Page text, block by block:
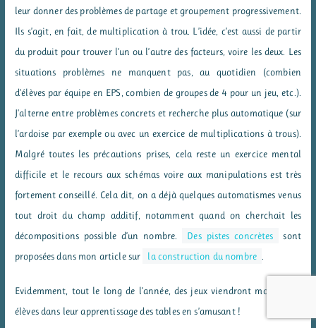
leur donner des problèmes de partage et groupement progressivement.
Ils s’agit, en fait, de multiplication à trou. L’idée, c’est aussi de partir
du produit pour trouver l’un ou l’autre des facteurs, voire les deux. Les
situations problèmes ne manquent pas, au quotidien (combien
d’élèves par équipe en EPS, combien de groupes de 4 pour un jeu, etc.).
J’alterne entre problèmes concrets et recherche plus automatique (sur
l’ardoise par exemple ou avec un exercice de multiplications à trous).
Malgré toutes les précautions prises, cela reste un exercice mental
difficile et le recours aux schémas voire aux manipulations est très
fortement conseillé. Cela dit, on a déjà quelques automatismes venus
tout droit du champ additif, notamment quand on cherchait les
décompositions possible d’un nombre.
Des pistes concrètes
sont
proposées dans mon article sur
la construction du nombre
Evidemment, tout le long de l’année, des jeux viendront motiver les
élèves dans leur apprentissage des tables en s’amusant !